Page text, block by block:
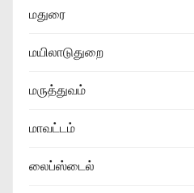
மதுரை
மயிலாடுதுறை
மருத்துவம்
மாவட்டம்
லைப்ஸ்டைல்